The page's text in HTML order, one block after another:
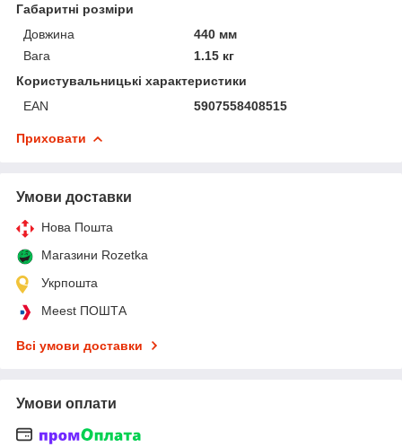
Габаритні розміри
Довжина
440 мм
Вага
1.15 кг
Користувальницькі характеристики
EAN
5907558408515
Приховати
Умови доставки
Нова Пошта
Магазини Rozetka
Укрпошта
Meest ПОШТА
Всі умови доставки
Умови оплати